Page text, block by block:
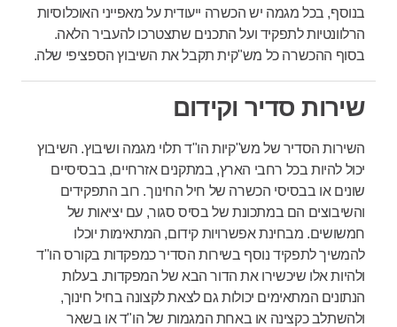
בנוסף, בכל מגמה יש הכשרה ייעודית על מאפייני האוכלוסיות
הרלוונטיות לתפקיד ועל התכנים שתצטרכו להעביר הלאה.
בסוף ההכשרה כל מש"קית תקבל את השיבוץ הספציפי שלה.
שירות סדיר וקידום
השירות הסדיר של מש"קיות הו"ד תלוי מגמה ושיבוץ. השיבוץ
יכול להיות בכל רחבי הארץ, במתקנים אזרחיים, בבסיסיים
שונים או בבסיסי הכשרה של חיל החינוך. רוב התפקידים
והשיבוצים הם במתכונת של בסיס סגור, עם יציאות של
חמשושים. מבחינת אפשרויות קידום, המתאימות יוכלו
להמשיך לתפקיד נוסף בשירות הסדיר כמפקדות בקורס הו"ד
ולהיות אלו שיכשירו את הדור הבא של המפקדות. בעלות
הנתונים המתאימים יכולות גם לצאת לקצונה בחיל חינוך,
ולהשתלב כקצינה או באחת המגמות של הו"ד או בשאר